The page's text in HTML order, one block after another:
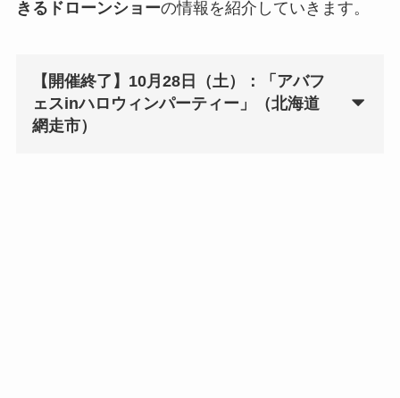
きるドローンショーの情報を紹介していきます。
【開催終了】10月28日（土）：「アバフ
ェスinハロウィンパーティー」（北海道
網走市）